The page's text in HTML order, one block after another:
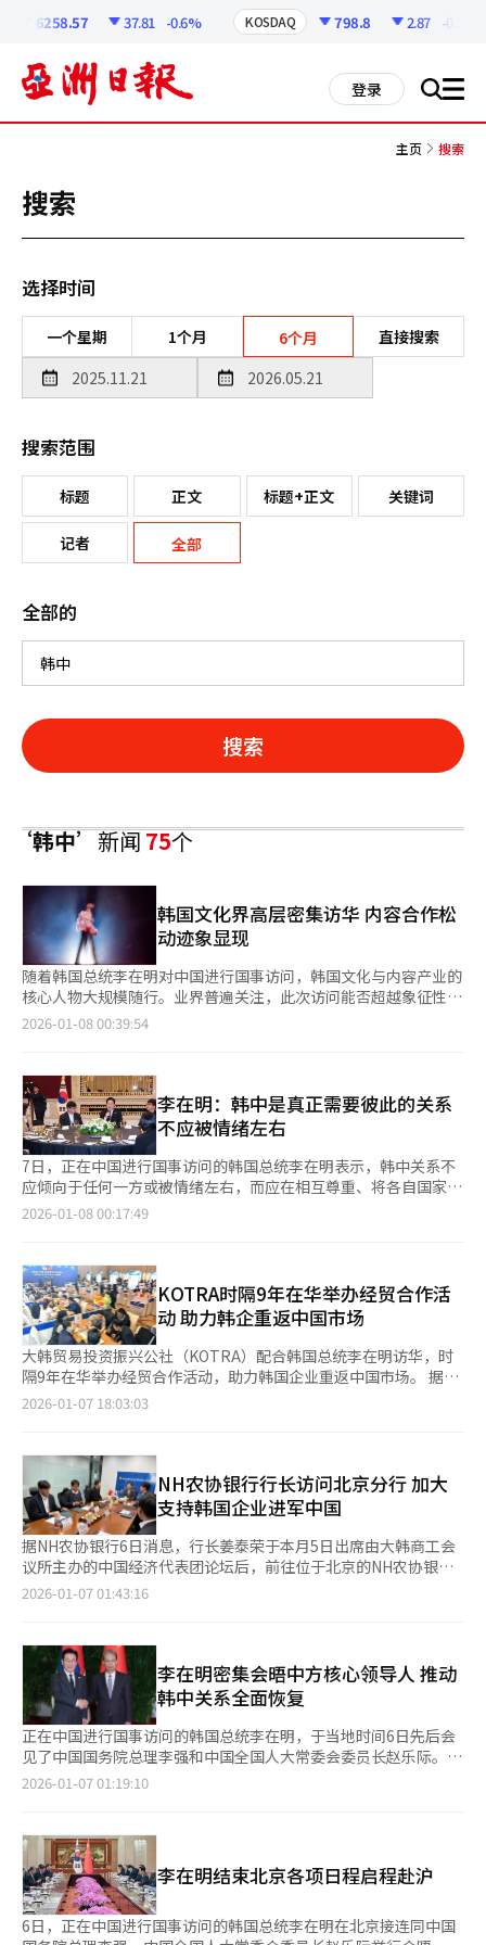
6258.57 37.81 -0.6% KOSDAQ 798.8 2.87 -0.36%
登录 搜 all
主页 搜索
搜索
选择时间
一个星期 1个月 6个月 直接搜索
搜索范围
标题 正文 标题+正文 关键词
记者 全部
全部的
搜索
‘韩中’新闻75个
韩国文化界高层密集访华 内容合作松
动迹象显现
随着韩国总统李在明对中国进行国事访问，韩国文化与内容产业的
核心人物大规模随行。业界普遍关注，此次访问能否超越象征性交
流，推动中断多年的韩中文化产业合作重回正轨。 据财界和娱乐
（CJ）集团会长孙京植、SM娱乐代表理事张哲赫、游戏企业魁匠
团（Krafton）首席执行官金昌汉（音），以及Galaxy
Corporation代表崔龙浩（音）等。与以往以制造业为主的经济使
团相比，此次内容产业相关人士占比明显提升。 希杰集团和SM娱
乐是在相关限制措施出台前便深耕中国市场的代表性企业；魁匠团
则凭借游戏《绝地求生》在中国积累了庞大的用户基础。再加上以
人工智（AI）等新技术为特色的Galaxy Corporation加入，使代
表团整体分量进一步提升。一位演艺界人士分析指出：“过去经济
当前同样处于需要高品质内容提振内需的阶段，双方利益在这一节
点上形成交集。” 其中，最受关注的人物是现年37岁的Galaxy
Corporation代表崔龙浩（音）。作为此次代表团中最年轻的首席
执行官，他在访华期间提出了有别于既有韩流输出路径的差异化战
略，即融合AI与元宇宙技术的“娱乐科技（Enter-tech）”模
式。其构想并非单纯推动旗下艺人重返中国舞台，而是尝试将中国
近年来在国家层面重点培育的人工智能与机器人产业，与韩国具备
竞争力的创意知识产权（IP）相结合，探索新的合作形态。
乐签署歌手权志龙（G-DRAGON）大中华区世界巡演合约，被视
为相关限制背景下少数已实现的实质性成果。据悉，崔龙浩还在前
一日于北京举行的韩中商务论坛上，与中国本地合作伙伴就AI虚拟
形象（Avatar）技术合作等议题展开讨论。 政府层面的信号释放
同样引发关注。国家安保室长魏圣洛在本月2日举行的韩中首脑会
谈后表示，两国领导人已就逐步、分阶段恢复文化内容交流形成共
识，并在表述中明确提及电视剧、电影等内容产业领域。在首脑层
面正式将文化内容交流恢复纳入议题，被业内视为较为罕见的动
流，相关表述强调秩序性和阶段性，而非一次性全面开放，显示双
方在文化交流问题上均倾向于审慎把控推进节奏。 不过，业界普
遍认为，现阶段仍不宜过度乐观。在实际操作层面，诸如K-POP演
唱会审批周期较长、内容引进受限等隐性门槛依然存在。韩国总统
室秘书室长姜勋植5日在一档广播节目中表示，相关限制不可能因
一次访问而立即消除，仍需通过时间积累互信。他指出，此次访华
将成为建立信任的起点，随着互信不断加深，长期来看，“那扇大
去以单向输出成品内容、获取版权收益为主的模式已难以持续。张
哲赫在访华期间探讨设立中国合资法人的可能性，魁匠团则通过加
强与腾讯的技术合作以应对当地监管环境，这些动向均显示出韩国
内容企业正加快向本地化、合作型模式转变。 若中国市场重新开
放，韩国文化内容有望获得新的出口通道，从而在一定程度上缓解
2026-01-08 00:39:54
李在明：韩中是真正需要彼此的关系
不应被情绪左右
7日，正在中国进行国事访问的韩国总统李在明表示，韩中关系不
应倾向于任何一方或被情绪左右，而应在相互尊重、将各自国家利
益置于中心的原则上进行管理。 李在明当天在上海与随行记者团
造更好的环境，为何制造不必要的毫无根据的事端，引发冲突摩
擦，这很难令人理解，我希望今后（两国）可以变为互助的关系。
李在明还表示，韩中关系已发生了很大的变化，我认为我们需要竞
争性的合作和合作性的竞争。我这次访华期间在供应链合作、韩半
岛和平及区域稳定问题上，（与中方）进行了真诚负责任的对话。
取得了好于预期的进展，进行了大量交流，对于可能存在分歧的议
题也找到了妥善解决的途径。
2026-01-08 00:17:49
KOTRA时隔9年在华举办经贸合作活
动 助力韩企重返中国市场
大韩贸易投资振兴公社（KOTRA）配合韩国总统李在明访华，时
隔9年在华举办经贸合作活动，助力韩国企业重返中国市场。 据大
韩贸易投资振兴公社6日消息，当天在北京威斯汀酒店举行了韩中
国企业参加，涵盖美妆、食品、时尚、生活用品、医药等行业。
KOTRA旗下20个驻华贸易馆开展商务对接项目，阿里巴巴、京
东、腾讯等中国代表性企业到场，现场评估韩国企业的市场潜力。
通过此次活动，共促成24项出口合同，合同金额达4411万美元。
KOTRA方面表示，这得益于其长期推进的“驻华贸易馆对接流通
渠道”合作项目取得阶段性成果。 活动现场还同步举办了韩流优
质商品展示会。中国两大电商平台之一的京东以及直播电商平台抖
音参与其中，积极支持韩国商品入驻。其中，抖音安排了拥有30万
注。 此外，活动期间还举行了韩国地方政府投资推介会。韩国新
万金开发厅以及京畿道、庆尚北道、庆尚南道、全罗南道、忠清南
道等5个地方政府介绍了各自的投资环境和优惠政策。韩国投资宣
传大使吴鹏就中国企业的对外投资战略发表了主题演讲。 KOTRA
社长姜敬声表示：“通过此次时隔9年在华举行的随行经贸活动，
韩中企业重新搭建了面向未来的合作平台。今后将以两国领导人会
谈营造的友好氛围为基础，持续创造更多务实的商业合作机会。”
2026-01-07 18:03:03
NH农协银行行长访问北京分行 加大
支持韩国企业进军中国
据NH农协银行6日消息，行长姜泰荣于本月5日出席由大韩商工会
议所主办的中国经济代表团论坛后，前往位于北京的NH农协银行
北京分行，开展现场经营活动，以进一步强化对在华韩国企业的金
场的韩国企业的金融支持方案进行深入讨论。此外，姜泰荣还要求
北京分行在韩中经贸交流中发挥“桥头堡”作用，积极把握合作机
遇，抢占新的业务机会，为两国企业间的合作提供更有力的金融支
撑。 姜泰荣表示：“中国是韩国企业极为重要的海外市场。NH农
协银行将以北京分行为核心据点，进一步强化定制化金融服务和贴
近式支持，助力进军中国市场的韩国企业稳定开展经营活动。”
2026-01-07 01:43:16
李在明密集会晤中方核心领导人 推动
韩中关系全面恢复
正在中国进行国事访问的韩国总统李在明，于当地时间6日先后会
见了中国国务院总理李强和中国全国人大常委会委员长赵乐际。李
在明表示，希望借此次访问，将2026年打造为韩中关系全面恢复
的两次会晤，双方一致认为，应围绕促进民生与地区和平的方向，
使韩中战略性合作伙伴关系更加成熟稳健地发展。” 李在明表
示：“总理您总揽中国经济、负责民生稳定，并作为中方代表参与
韩中日三国领导人会议，为地区和平与合作奠定了坚实基础。希望
您在未来继续以民生与和平为核心，为韩中关系发展发挥更大作
2026-01-07 01:19:10
李在明结束北京各项日程启程赴沪
6日，正在中国进行国事访问的韩国总统李在明在北京接连同中国